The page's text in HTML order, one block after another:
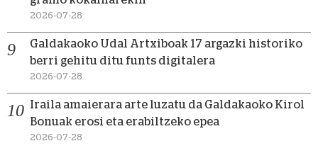
2026-07-28
Galdakaoko Udal Artxiboak 17 argazki historiko
berri gehitu ditu funts digitalera
2026-07-28
Iraila amaierara arte luzatu da Galdakaoko Kirol
Bonuak erosi eta erabiltzeko epea
2026-07-28